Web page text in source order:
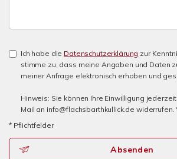
Ich habe die Datenschutzerklärung zur
stimme zu, dass meine Angaben und Daten
meiner Anfrage elektronisch erhoben und
Hinweis: Sie können Ihre Einwilligung
Mail an info@flachsbarthkullick.de widerrufen.
* Pflichtfelder
Absenden